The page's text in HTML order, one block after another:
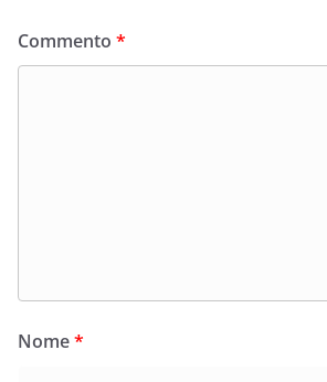
Commento *
Nome*